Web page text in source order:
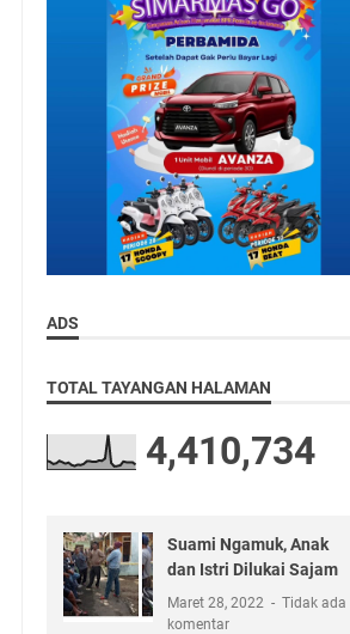
ADS
TOTAL TAYANGAN HALAMAN
4,410,734
Suami Ngamuk, Anak
dan Istri Dilukai Sajam
Maret 28, 2022
Tidak ada
komentar